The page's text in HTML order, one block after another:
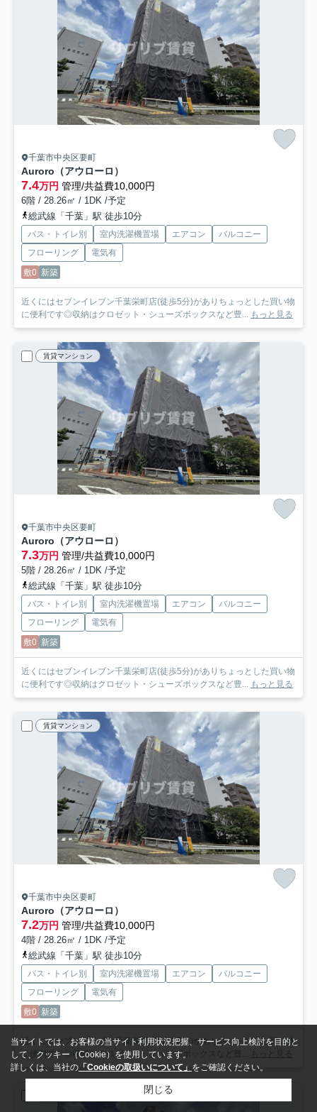
千葉市中央区要町
Auroro（アウローロ）
7.4万円 管理/共益費10,000円
6階 / 28.26㎡ / 1DK /予定
総武線「千葉」駅 徒歩10分
バス・トイレ別 室内洗濯機置場 エアコン
バルコニー
フローリング
電気有
敷0 新築
近くにはセブンイレブン千葉栄町店(徒歩5分)がありちょっとした買い物
に便利です◎収納はクロゼット・シューズボックスなど豊...
もっと見る
賃貸マンション
千葉市中央区要町
Auroro（アウローロ）
7.3万円 管理/共益費10,000円
5階 / 28.26㎡ / 1DK /予定
総武線「千葉」駅 徒歩10分
バス・トイレ別 室内洗濯機置場 エアコン
バルコニー
フローリング
電気有
敷0 新築
近くにはセブンイレブン千葉栄町店(徒歩5分)がありちょっとした買い物
に便利です◎収納はクロゼット・シューズボックスなど豊...
もっと見る
賃貸マンション
千葉市中央区要町
Auroro（アウローロ）
7.2万円 管理/共益費10,000円
4階 / 28.26㎡ / 1DK /予定
総武線「千葉」駅 徒歩10分
バス・トイレ別 室内洗濯機置場 エアコン
バルコニー
フローリング
電気有
敷0 新築
近くにはセブンイレブン千葉栄町店(徒歩5分)がありちょっとした買い物
に便利です◎収納はクロゼット・シューズボックスなど豊... もっと見る
当サイトでは、お客様の当サイト利用状況把握、サービス向上検討を目的と
して、クッキー（Cookie）を使用しています。
詳しくは、当社の 「Cookieの取扱いについて」 をご確認ください。
閉じる